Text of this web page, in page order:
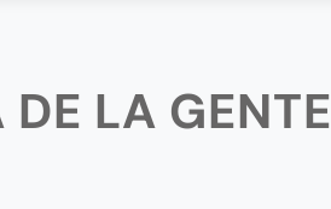
LA GENTE